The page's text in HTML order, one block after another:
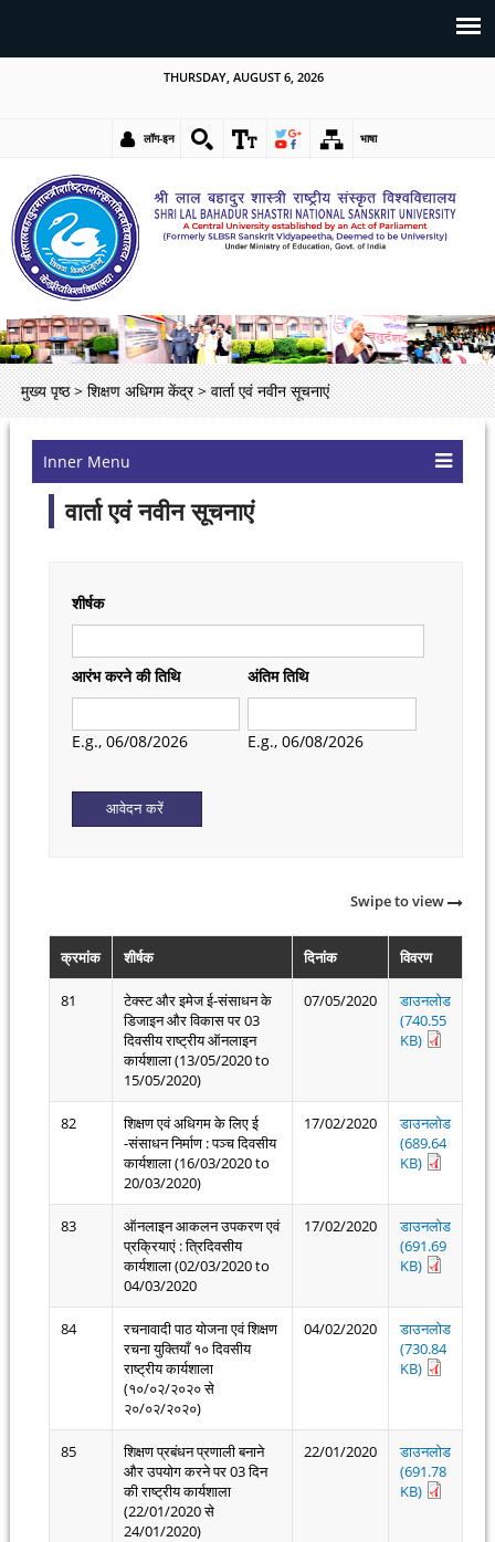
THURSDAY, AUGUST 6, 2026
लॉग-इन भाषा
मुख्य पृष्ठ > शिक्षण अधिगम केंद्र > वार्ता एवं नवीन सूचनाएं
Inner Menu
वार्ता एवं नवीन सूचनाएं
शीर्षक
आरंभ करने की तिथि
E.g., 06/08/2026
अंतिम तिथि
E.g., 06/08/2026
Swipe to view
क्रमांक शीर्षक दिनांक विवरण
81
टेक्स्ट और इमेज ई-संसाधन के
डिजाइन और विकास पर 03
दिवसीय राष्ट्रीय ऑनलाइन
कार्यशाला (13/05/2020 to
15/05/2020)
07/05/2020
डाउनलोड
(740.55
KB)
82
शिक्षण एवं अधिगम के लिए ई
-संसाधन निर्माण : पञ्च दिवसीय
कार्यशाला (16/03/2020 to
20/03/2020)
17/02/2020
डाउनलोड
(689.64
KB)
83
ऑनलाइन आकलन उपकरण एवं
प्रक्रियाएं : त्रिदिवसीय
कार्यशाला (02/03/2020 to
04/03/2020
17/02/2020
डाउनलोड
(691.69
KB)
84
रचनावादी पाठ योजना एवं शिक्षण
रचना युक्तियाँ १० दिवसीय
राष्ट्रीय कार्यशाला
(१०/०२/२०२० से
२०/०२/२०२०)
04/02/2020
डाउनलोड
(730.84
KB)
85
शिक्षण प्रबंधन प्रणाली बनाने
और उपयोग करने पर 03 दिन
की राष्ट्रीय कार्यशाला
(22/01/2020 से
24/01/2020)
22/01/2020
डाउनलोड
(691.78
KB)